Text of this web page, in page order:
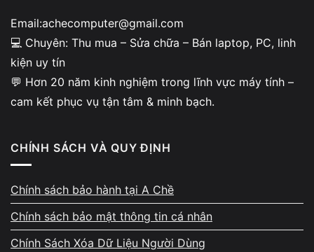
Minh bạch khi kiểm tra –
Khách được xem trực tiếp quy trình test phần
nóng, màn hình và hoạt động tổng thể. Tình
trạng máy được giải thích chi tiết và dễ hiểu.
A Chề tuyệt đối không tạo lý do không chính
xác để đẩy giá thu mua xuống thấp hơn thực
Email:achecomputer@gmail.com
💻 Chuyên: Thu mua – Sửa chữa – Bán laptop, PC, linh
kiện uy tín
💬 Hơn 20 năm kinh nghiệm trong lĩnh vực máy tính –
cam kết phục vụ tận tâm & minh bạch.
CHÍNH SÁCH VÀ QUY ĐỊNH
Chính sách bảo hành tại A Chề
Chính sách bảo mật thông tin cá nhân
Chính Sách Xóa Dữ Liệu Người Dùng